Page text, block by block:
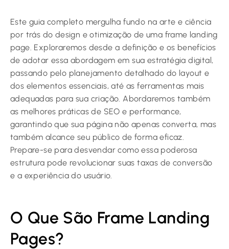
Este guia completo mergulha fundo na arte e ciência
por trás do design e otimização de uma frame landing
page. Exploraremos desde a definição e os benefícios
de adotar essa abordagem em sua estratégia digital,
passando pelo planejamento detalhado do layout e
dos elementos essenciais, até as ferramentas mais
adequadas para sua criação. Abordaremos também
as melhores práticas de SEO e performance,
garantindo que sua página não apenas converta, mas
também alcance seu público de forma eficaz.
Prepare-se para desvendar como essa poderosa
estrutura pode revolucionar suas taxas de conversão
e a experiência do usuário.
O Que São Frame Landing
Pages?